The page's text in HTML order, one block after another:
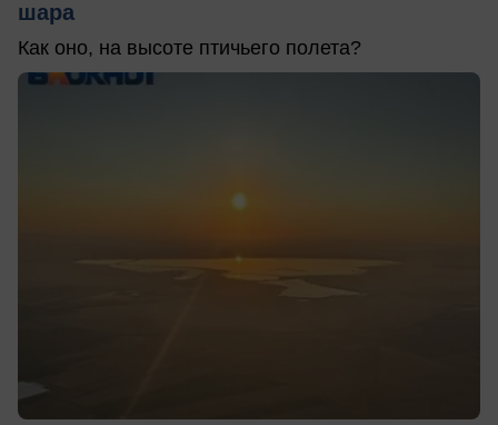
шара
Как оно, на высоте птичьего полета?